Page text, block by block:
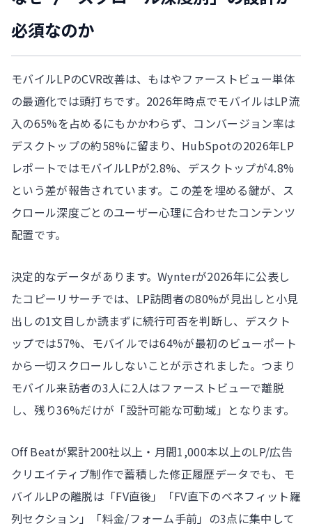
必須なのか
モバイルLPのCVR改善は、もはやファーストビュー単体
の最適化では頭打ちです。2026年時点でモバイルはLP流
入の65%を占めるにもかかわらず、コンバージョン率は
デスクトップの約58%に留まり、HubSpotの2026年LP
レポートではモバイルLPが2.8%、デスクトップが4.8%
という差が報告されています。この差を埋める鍵が、ス
クロール深度ごとのユーザー心理に合わせたコンテンツ
配置です。
決定的なデータがあります。Wynterが2026年に公表し
たコピーリサーチでは、LP訪問者の80%が見出しと小見
出しの1文目しか読まずに続行可否を判断し、デスクト
ップでは57%、モバイルでは64%が最初のビューポート
から一切スクロールしないことが示されました。つまり
モバイル来訪者の3人に2人はファーストビューで離脱
し、残り36%だけが「設計可能な可動域」となります。
Off Beatが累計200社以上・月間1,000本以上のLP/広告
クリエイティブ制作で蓄積した修正履歴データでも、モ
バイルLPの離脱は「FV直後」「FV直下のベネフィット羅
列セクション」「料金/フォーム手前」の3点に集中して